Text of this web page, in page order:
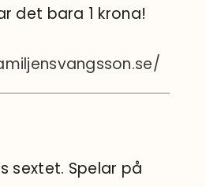
det bara 1 krona!
sextet. Spelar på